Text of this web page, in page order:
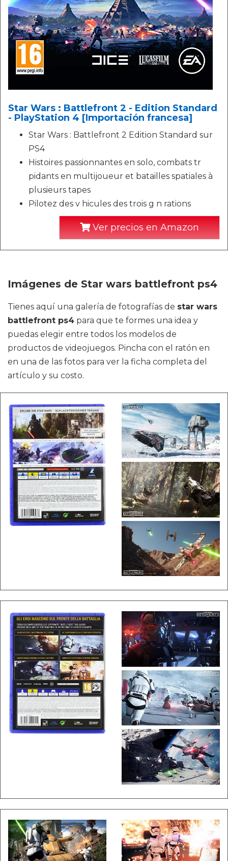
Star Wars : Battlefront 2 - Edition Standard
- PlayStation 4 [Importación francesa]
Star Wars : Battlefront 2 Edition Standard sur
PS4
Histoires passionnantes en solo, combats tr
pidants en multijoueur et batailles spatiales à
plusieurs tapes
Pilotez des v hicules des trois g n rations
Ver precios en Amazon
Imágenes de Star wars battlefront ps4
Tienes aquí una galería de fotografías de star wars
battlefront ps4 para que te formes una idea y
puedas elegir entre todos los modelos de
productos de videojuegos. Pincha con el ratón en
en una de las fotos para ver la ficha completa del
artículo y su costo.